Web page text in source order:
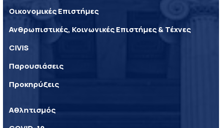
Οικονομικές Επιστήμες
Ανθρωπιστικές, Κοινωνικές Επιστήμες & Τέχνες
CIVIS
Παρουσιάσεις
Προκηρύξεις
Αθλητισμός